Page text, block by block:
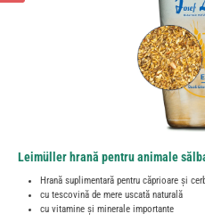
Leimüller hrană pentru animale
Hrană suplimentară pentru căprioare și
cu tescovină de mere uscată naturală
cu vitamine și minerale importante